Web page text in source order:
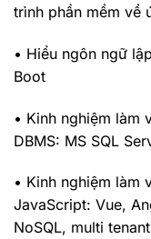
trình phần mềm về
• Hiểu ngôn ngữ
Boot
• Kinh nghiệm làm
DBMS: MS SQL
• Kinh nghiệm làm
JavaScript: Vue,
NoSQL, multi